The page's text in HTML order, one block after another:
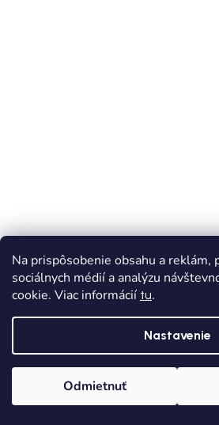
Na prispôsobenie obsahu a reklám,
sociálnych médií a analýzu
cookie. Viac informácií tu.
Nastavenie
Odmietnuť
Chlapčenská barefoot obuv
Skladom
Dodanie